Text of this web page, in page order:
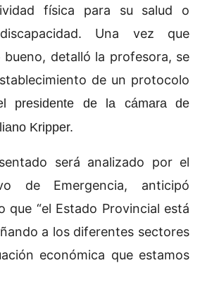
física para su salud o
Una vez que
detalló la profesora, se
de un protocolo
presidente de la cámara de
Kripper.
será analizado por el
de Emergencia, anticipó
que “el Estado Provincial está
a los diferentes sectores
económica que estamos